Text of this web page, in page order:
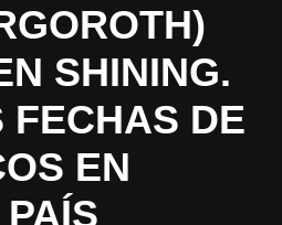
SHINING.
FECHAS DE
EN